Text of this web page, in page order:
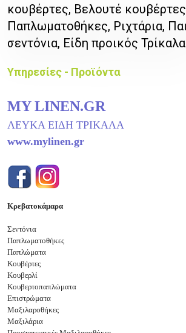
κουβέρτες, Βελουτέ
Παπλωματοθήκες, Ριχτάρια,
σεντόνια, Είδη προικός Τρίκαλα
Υπηρεσίες - Προϊόντα
MY LINEN.GR
ΛΕΥΚΑ ΕΙΔΗ ΤΡΙΚΑΛΑ
www.mylinen.gr
Κρεβατοκάμαρα
Σεντόνια
Παπλωματοθήκες
Παπλώματα
Κουβέρτες
Κουβερλί
Κουβερτοπαπλώματα
Επιστρώματα
Μαξιλαροθήκες
Μαξιλάρια